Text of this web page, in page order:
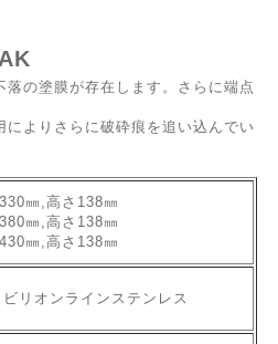
落の塗膜が存在します。さらに端点
によりさらに破砕痕を追い込んでい
㎜,高さ138㎜
㎜,高さ138㎜
㎜,高さ138㎜
オンラインステンレス